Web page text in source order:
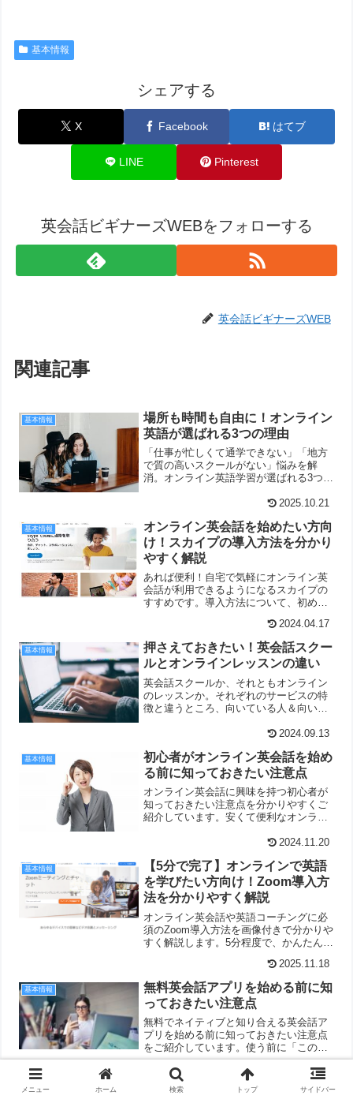
基本情報
シェアする
X Facebook はてブ
LINE Pinterest
英会話ビギナーズWEBをフォローする
英会話ビギナーズWEB
関連記事
基本情報
場所も時間も自由に！オンライン
英語が選ばれる3つの理由
「仕事が忙しくて通学できない」「地方
で質の高いスクールがない」悩みを解
消。オンライン英語学習が選ばれる3つの
2025.10.21
基本情報
オンライン英会話を始めたい方向
け！スカイプの導入方法を分かり
やすく解説
あれば便利！自宅で気軽にオンライン英
会話が利用できるようになるスカイプの
すすめです。導入方法について、初めて
2024.04.17
基本情報
押さえておきたい！英会話スクー
ルとオンラインレッスンの違い
英会話スクールか、それともオンライン
のレッスンか。それぞれのサービスの特
徴と違うところ、向いている人＆向いて
2024.09.13
基本情報
初心者がオンライン英会話を始め
る前に知っておきたい注意点
オンライン英会話に興味を持つ初心者が
知っておきたい注意点を分かりやすくご
紹介しています。安くて便利なオンライ
こんなデメリットがあります。2024.11.20
基本情報
【5分で完了】オンラインで英語
を学びたい方向け！Zoom導入方
法を分かりやすく解説
オンライン英会話や英語コーチングに必
須のZoom導入方法を画像付きで分かりや
すく解説します。5分程度で、かんたんに
2025.11.18
基本情報
無料英会話アプリを始める前に知
っておきたい注意点
無料でネイティブと知り合える英会話ア
プリを始める前に知っておきたい注意点
をご紹介しています。使う前に「このよ
うな問題が起こる可能性があります」と
いうことを知っておきましょう。2023.04.17
メニュー ホーム 検索 トップ サイドバー